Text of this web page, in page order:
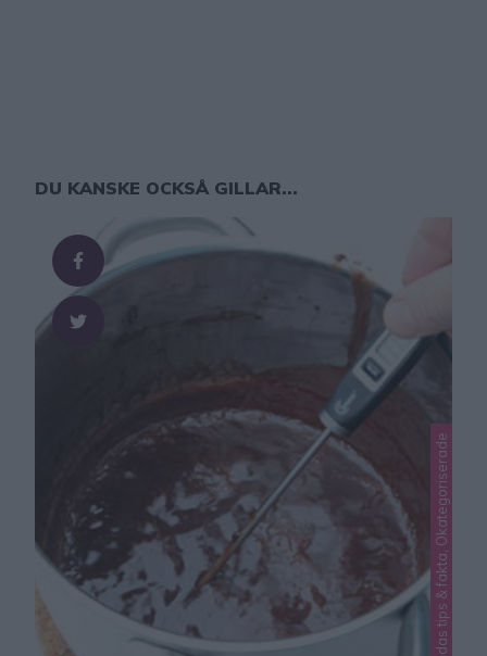
DU KANSKE OCKSÅ GILLAR...
Lindas tips & fakta, Okategoriserade